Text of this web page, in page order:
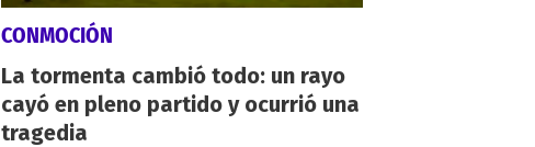
CONMOCIÓN
La tormenta cambió todo: un rayo
cayó en pleno partido y ocurrió una
tragedia